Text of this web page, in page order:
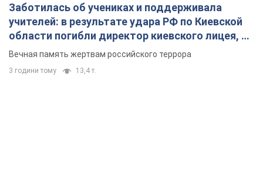
Заботилась об учениках и поддерживала
учителей: в результате удара РФ по Киевской
области погибли директор киевского лицея, её
муж и внук
Вечная память жертвам российского террора
3 години тому 13,4 т.